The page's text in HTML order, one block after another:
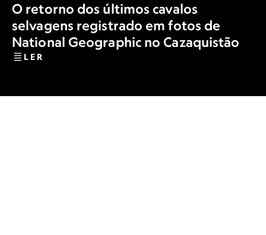
O retorno dos últimos cavalos
selvagens registrado em fotos de
National Geographic no Cazaquistão
LER